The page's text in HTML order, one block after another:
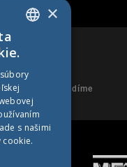
a my Vám poradíme
SLOVAK
GERMAN
HUNGARIAN
×
s našimi
cookie.